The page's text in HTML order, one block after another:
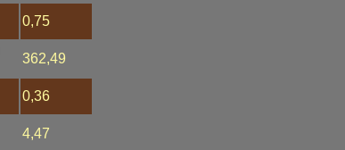
0,75
362,49
0,36
4,47